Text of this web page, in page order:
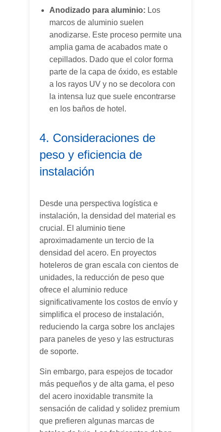
Anodizado para aluminio: Los
marcos de aluminio suelen
anodizarse. Este proceso permite una
amplia gama de acabados mate o
cepillados. Dado que el color forma
parte de la capa de óxido, es estable
a los rayos UV y no se decolora con
la intensa luz que suele encontrarse
en los baños de hotel.
4. Consideraciones de
peso y eficiencia de
instalación
Desde una perspectiva logística e
instalación, la densidad del material es
crucial. El aluminio tiene
aproximadamente un tercio de la
densidad del acero. En proyectos
hoteleros de gran escala con cientos de
unidades, la reducción de peso que
ofrece el aluminio reduce
significativamente los costos de envío y
simplifica el proceso de instalación,
reduciendo la carga sobre los anclajes
para paneles de yeso y las estructuras
de soporte.
Sin embargo, para espejos de tocador
más pequeños y de alta gama, el peso
del acero inoxidable transmite la
sensación de calidad y solidez premium
que prefieren algunas marcas de